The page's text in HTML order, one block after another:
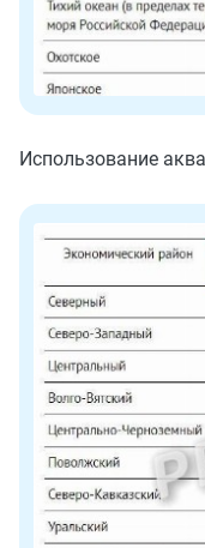
Использование